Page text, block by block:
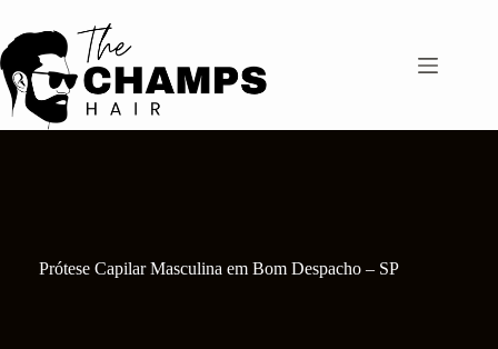
para
o
conteúdo
Prótese Capilar Masculina em Bom Despacho – SP